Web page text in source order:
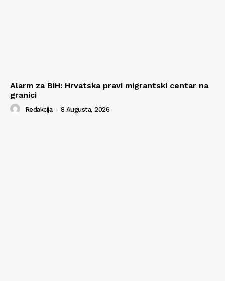
Alarm za BiH: Hrvatska pravi migrantski centar na
granici
Redakcija - 8 Augusta, 2026